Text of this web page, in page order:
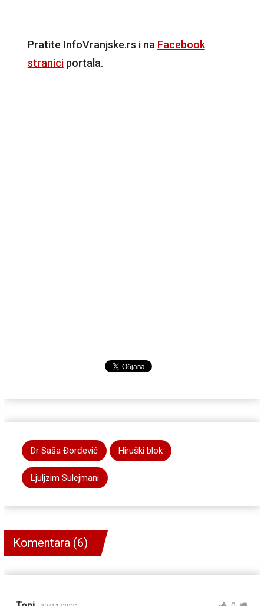
Pratite InfoVranjske.rs i na Facebook
straniciportala.
Dr Saša Đorđević Hiruški blok
Ljuljzim Sulejmani
Komentara (6)